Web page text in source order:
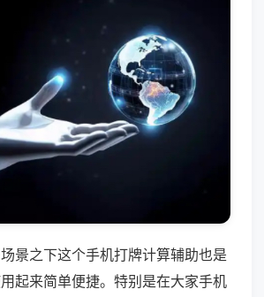
景之下这个手机打牌计算辅助也是
起来简单便捷。特别是在大家手机